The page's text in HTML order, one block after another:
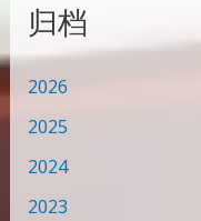
归档
2026
2025
2024
2023